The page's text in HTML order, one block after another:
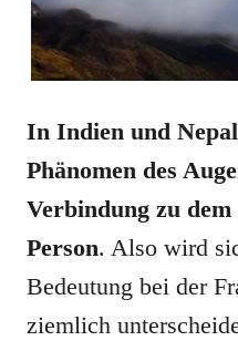
In Indien und
Phänomen des
Verbindung zu
Person. Also wird
Bedeutung bei der
ziemlich